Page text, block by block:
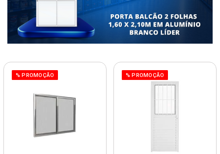
% PROMOÇÃO % PROMOÇÃO